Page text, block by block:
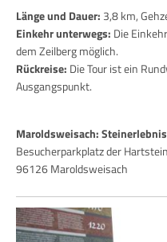
Länge und Dauer: 3,8 km,
Einkehr unterwegs: Die
dem Zeilberg möglich.
Rückreise: Die Tour ist ein
Ausgangspunkt.
Maroldsweisach:
Besucherparkplatz der
96126 Maroldsweisach